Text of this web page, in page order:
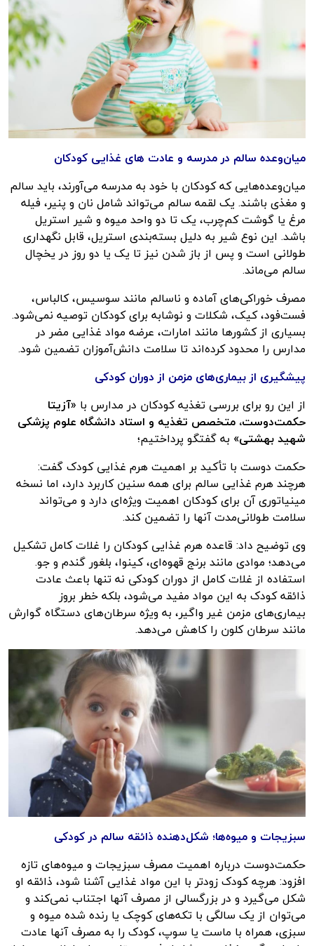
میان‌وعده سالم در مدرسه و عادت های غذایی کودکان
میان‌وعده‌هایی که کودکان با خود به مدرسه می‌آورند، باید سالم
و مغذی باشند. یک لقمه سالم می‌تواند شامل نان و پنیر، فیله
مرغ یا گوشت کم‌چرب، یک تا دو واحد میوه و شیر استریل
باشد. این نوع شیر به دلیل بسته‌بندی استریل، قابل نگهداری
طولانی است و پس از باز شدن نیز تا یک یا دو روز در یخچال
سالم می‌ماند.
مصرف خوراکی‌های آماده و ناسالم مانند سوسیس، کالباس،
فست‌فود، کیک، شکلات و نوشابه برای کودکان توصیه نمی‌شود.
بسیاری از کشورها مانند امارات، عرضه مواد غذایی مضر در
مدارس را محدود کرده‌اند تا سلامت دانش‌آموزان تضمین شود.
پیشگیری از بیماری‌های مزمن از دوران کودکی
از این رو برای بررسی تغذیه کودکان در مدارس با «آزیتا
حکمت‌دوست، متخصص تغذیه و استاد دانشگاه علوم پزشکی
شهید بهشتی» به گفتگو پرداختیم؛
حکمت دوست با تأکید بر اهمیت هرم غذایی کودک گفت:
هرچند هرم غذایی سالم برای همه سنین کاربرد دارد، اما نسخه
مینیاتوری آن برای کودکان اهمیت ویژه‌ای دارد و می‌تواند
سلامت طولانی‌مدت آنها را تضمین کند.
وی توضیح داد: قاعده هرم غذایی کودکان را غلات کامل تشکیل
می‌دهد؛ موادی مانند برنج قهوه‌ای، کینوا، بلغور گندم و جو.
استفاده از غلات کامل از دوران کودکی نه تنها باعث عادت
ذائقه کودک به این مواد مفید می‌شود، بلکه خطر بروز
بیماری‌های مزمن غیر واگیر، به ویژه سرطان‌های دستگاه گوارش
مانند سرطان کلون را کاهش می‌دهد.
سبزیجات و میوه‌ها؛ شکل‌دهنده ذائقه سالم در کودکی
حکمت‌دوست درباره اهمیت مصرف سبزیجات و میوه‌های تازه
افزود: هرچه کودک زودتر با این مواد غذایی آشنا شود، ذائقه او
شکل می‌گیرد و در بزرگسالی از مصرف آنها اجتناب نمی‌کند و
می‌توان از یک سالگی با تکه‌های کوچک یا رنده شده میوه و
سبزی، همراه با ماست یا سوپ، کودک را به مصرف آنها عادت